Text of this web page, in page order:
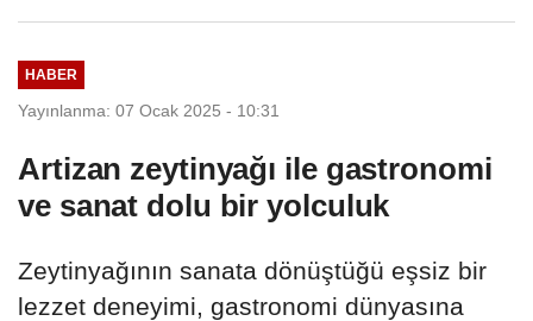
HABER
Yayınlanma: 07 Ocak 2025 - 10:31
Artizan zeytinyağı ile gastronomi
ve sanat dolu bir yolculuk
Zeytinyağının sanata dönüştüğü eşsiz bir
lezzet deneyimi, gastronomi dünyasına